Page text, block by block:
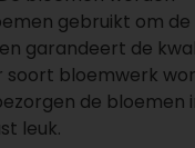
gebruikt om de
garandeert de
soort bloemwerk
de bloemen
leuk.